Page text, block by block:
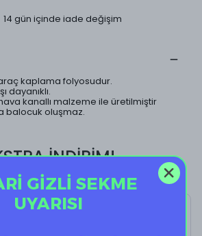
14 gün içinde iade değişim
kaplama folyosudur.
dayanıklı.
kanallı malzeme ile üretilmiştir
balocuk oluşmaz.
İNDİRİM!
GİZLİ SEKME
UYARISI